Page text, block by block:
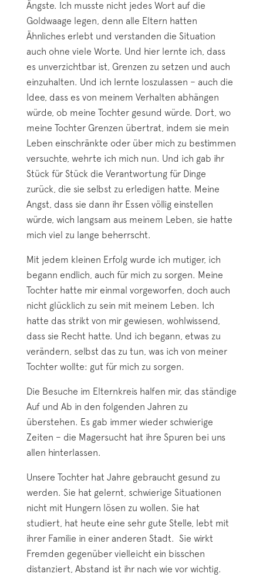
Ängste. Ich musste nicht jedes Wort auf die
Goldwaage legen, denn alle Eltern hatten
Ähnliches erlebt und verstanden die Situation
auch ohne viele Worte. Und hier lernte ich, dass
es unverzichtbar ist, Grenzen zu setzen und auch
einzuhalten. Und ich lernte loszulassen – auch die
Idee, dass es von meinem Verhalten abhängen
würde, ob meine Tochter gesund würde. Dort, wo
meine Tochter Grenzen übertrat, indem sie mein
Leben einschränkte oder über mich zu bestimmen
versuchte, wehrte ich mich nun. Und ich gab ihr
Stück für Stück die Verantwortung für Dinge
zurück, die sie selbst zu erledigen hatte. Meine
Angst, dass sie dann ihr Essen völlig einstellen
würde, wich langsam aus meinem Leben, sie hatte
mich viel zu lange beherrscht.
Mit jedem kleinen Erfolg wurde ich mutiger, ich
begann endlich, auch für mich zu sorgen. Meine
Tochter hatte mir einmal vorgeworfen, doch auch
nicht glücklich zu sein mit meinem Leben. Ich
hatte das strikt von mir gewiesen, wohlwissend,
dass sie Recht hatte. Und ich begann, etwas zu
verändern, selbst das zu tun, was ich von meiner
Tochter wollte: gut für mich zu sorgen.
Die Besuche im Elternkreis halfen mir, das ständige
Auf und Ab in den folgenden Jahren zu
überstehen. Es gab immer wieder schwierige
Zeiten – die Magersucht hat ihre Spuren bei uns
allen hinterlassen.
Unsere Tochter hat Jahre gebraucht gesund zu
werden. Sie hat gelernt, schwierige Situationen
nicht mit Hungern lösen zu wollen. Sie hat
studiert, hat heute eine sehr gute Stelle, lebt mit
ihrer Familie in einer anderen Stadt. Sie wirkt
Fremden gegenüber vielleicht ein bisschen
distanziert, Abstand ist ihr nach wie vor wichtig.